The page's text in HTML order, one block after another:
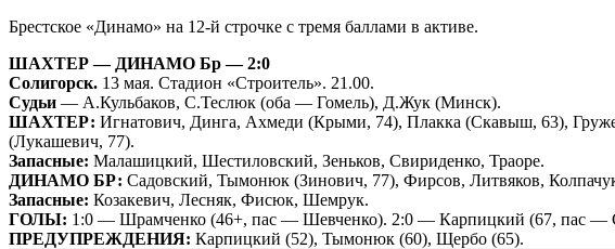
Брестское «Динамо» на 12-й строчке с тремя баллами в активе.
ШАХТЕР — ДИНАМО Бр — 2:0
Солигорск. 13 мая. Стадион «Строитель». 21.00.
Судьи — А.Кульбаков, С.Теслюк (оба — Гомель), Д.Жук (Минск).
ШАХТЕР: Игнатович, Динга, Ахмеди (Крыми, 74), Плакка (Скавыш, 63),
(Лукашевич, 77).
Запасные: Малашицкий, Шестиловский, Зеньков, Свириденко, Траоре.
ДИНАМО БР: Садовский, Тымонюк (Зинович, 77), Фирсов, Литвяков,
Запасные: Козакевич, Лесняк, Фисюк, Шемрук.
ГОЛЫ: 1:0 — Шрамченко (46+, пас — Шевченко). 2:0 — Карпицкий (67, пас —
ПРЕДУПРЕЖДЕНИЯ: Карпицкий (52), Тымонюк (60), Щербо (65).